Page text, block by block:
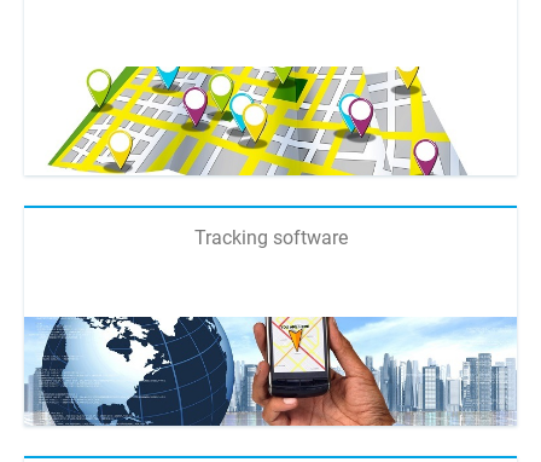
Tracking software